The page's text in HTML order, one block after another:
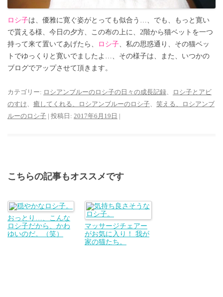
ロシ子は、優雅に寛ぐ姿がとっても似合う…、でも、もっと寛い
で貰える様、今日の夕方、この布の上に、2階から猫ベットを一つ
持って来て置いてあげたら、
ロシ子 、私の思惑通り、その猫ベッ
トでゆっくりと寛いでましたよ…、その様子は、また、いつかの
ブログでアップさせて頂きます。
カテゴリー: ロシアンブルーのロシ子の日々の成長記録
ロシ子とアビ
のすけ
癒してくれる、ロシアンブルーのロシ子
笑える、ロシアンブ
ルーのロシ子 | 投稿日: 2017年6月19日 |
こちらの記事もオススメです
おっとり…、こんな
ロシ子だから、かわ
ゆいのだ。（笑）
マッサージチェアー
がお気に入り！ 我が
家の猫たち。